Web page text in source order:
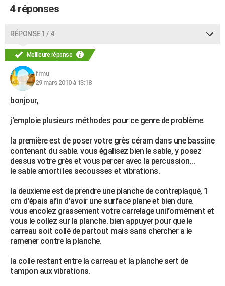
Dictionnaire
Biographies
Citations
Expressions
Proverbes
PROGRAMME TV
AVIS DE DÉCÈS
FORUM
Bricolage
Lifestyle
Culture
Sport
Auto
Television
Voyage
Cinema
4 réponses
RÉPONSE 1 / 4
Meilleure réponse
frmu
29 mars 2010 à 13:18
bonjour,
j'emploie plusieurs méthodes pour ce genre de problème.
la première est de poser votre grès céram dans une bassine
contenant du sable. vous égalisez bien le sable, y posez
dessus votre grès et vous percer avec la percussion...
le sable amorti les secousses et vibrations.
la deuxieme est de prendre une planche de contreplaqué, 1
cm d'épais afin d'avoir une surface plane et bien dure.
vous encolez grassement votre carrelage uniformément et
vous le collez sur la planche. bien appuyer pour que le
carreau soit collé de partout mais sans chercher a le
ramener contre la planche.
la colle restant entre la carreau et la planche sert de
tampon aux vibrations.